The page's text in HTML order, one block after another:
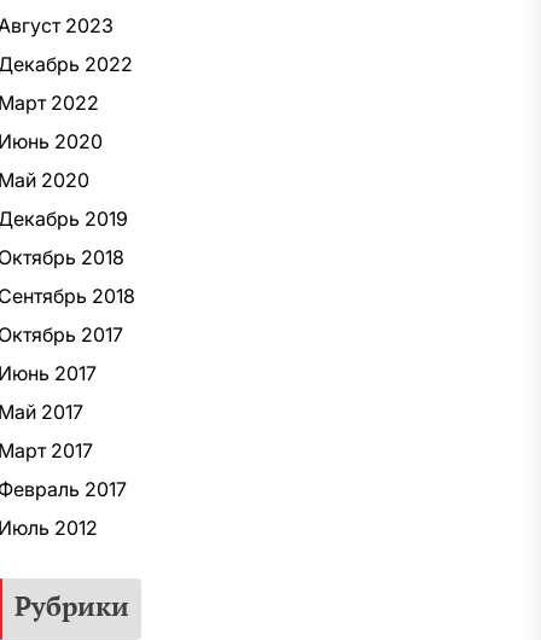
2023
2022
Март 2022
Июнь 2020
Май 2020
2019
Октябрь 2018
Сентябрь 2018
Октябрь 2017
Июнь 2017
Май 2017
Март 2017
Февраль 2017
Июль 2012
Рубрики